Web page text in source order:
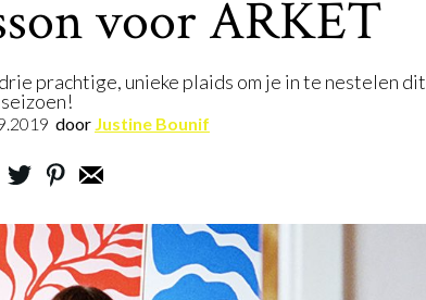
voor ARKET
prachtige, unieke plaids om je in te nestelen dit
seizoen!
door Justine Bounif